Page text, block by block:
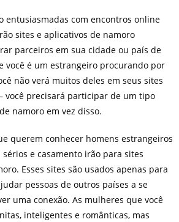
entusiasmadas com encontros online
sites e aplicativos de namoro
parceiros em sua cidade ou país de
você é um estrangeiro procurando por
não verá muitos deles em seus sites
você precisará participar de um tipo
namoro em vez disso.
querem conhecer homens estrangeiros
e casamento irão para sites
Esses sites são usados apenas para
pessoas de outros países a se
uma conexão. As mulheres que você
inteligentes e românticas, mas